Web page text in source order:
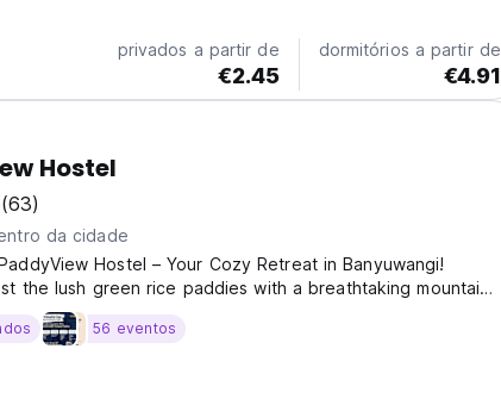
privados a partir de
€2.45
dormitórios a partir de
€4.91
Hostel
(63)
da cidade
Hostel – Your Cozy Retreat in Banyuwangi!
the lush green rice paddies with a breathtaking mountain
Hostel is the perfect haven for travelers seeking
and nature's serenity. Conveniently...
56 eventos